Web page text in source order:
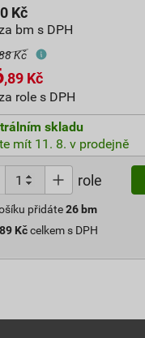
Kč
bm s DPH
Kč
,89 Kč
role s DPH
skladu
mít 11. 8. v prodejně
role
přidáte 26 bm
Kč celkem s DPH